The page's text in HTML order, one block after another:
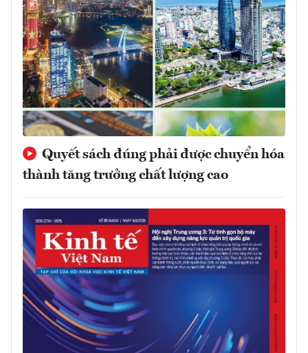
Quyết sách đúng phải được chuyển hóa
thành tăng trưởng chất lượng cao